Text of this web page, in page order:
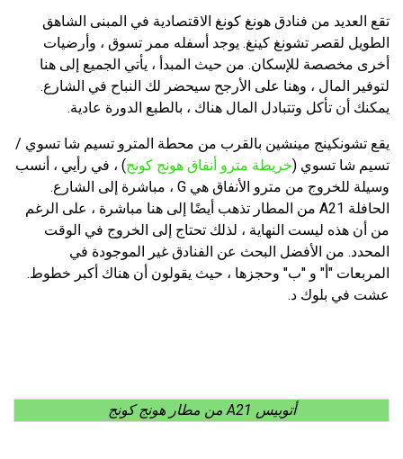
تقع العديد من فنادق هونغ كونغ الاقتصادية في المبنى الشاهق
الطويل لقصر تشونغ كينغ. يوجد أسفله ممر تسوق ، وأرضيات
أخرى مخصصة للإسكان. من حيث المبدأ ، يأتي الجميع إلى هنا
لتوفير المال ، وهنا على الأرجح سيحضر لك النباح في الشارع.
يمكنك أن تأكل وتتبادل المال هناك ، بالطبع الدورة عادية.
يقع تشونكينج مينشين بالقرب من محطة المترو تسيم شا تسوي /
تسيم شا تسوي (خريطة مترو أنفاق هونج كونج) ، في رأيي ، أنسب
وسيلة للخروج من مترو الأنفاق هي G ، مباشرة إلى الشارع.
الحافلة A21 من المطار تذهب أيضًا إلى هنا مباشرة ، على الرغم
من أن هذه ليست النهاية ، لذلك تحتاج إلى الخروج في الوقت
المحدد. من الأفضل البحث عن الفنادق غير الموجودة في
المربعات "أ" و "ب" وحجزها ، حيث يقولون أن هناك أكبر خطوط.
عشت في بلوك د.
أتوبيس A21 من مطار هونج كونج